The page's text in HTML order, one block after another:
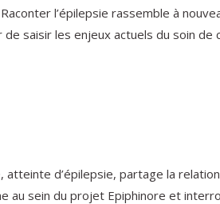
l’épilepsie rassemble à
saisir les enjeux actuels du soin de
d’épilepsie, partage la
au sein du projet Epiphinore et